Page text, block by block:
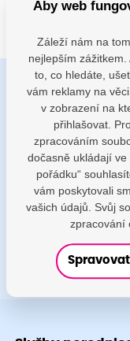
Buďte s
Jsme k dispozici
+420 491
Aby web
Záleží nám na
nejlepším
to, co hledáte,
vám reklamy na
v zobrazení na
přihlašovat.
zpracováním
dočasně ukládají
pořádku“
vám poskytovali
vašich údajů. Svůj
zpracování